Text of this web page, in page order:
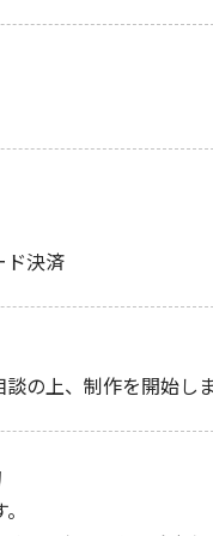
ド決済
の上、制作を開始し